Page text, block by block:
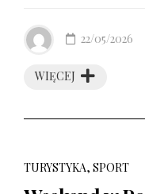
WIĘCEJ
22/05/2026
TURYSTYKA, SPORT